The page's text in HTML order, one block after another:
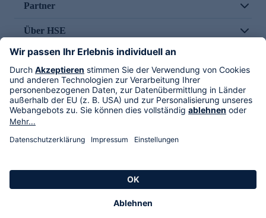
Partner
Über HSE
Im TV
HSE International